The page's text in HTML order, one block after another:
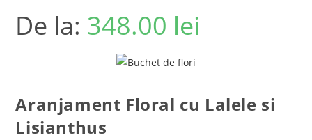
De la: 348.00 lei
Aranjament Floral cu Lalele si
Lisianthus